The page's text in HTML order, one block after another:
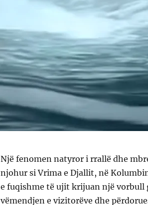
Një fenomen natyror i rrallë dhe
njohur si Vrima e Djallit, në
e fuqishme të ujit krijuan një
vëmendjen e vizitorëve dhe